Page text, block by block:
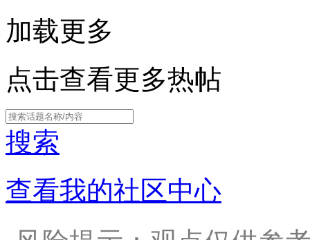
加载更多
点击查看更多热帖
搜索
查看我的社区中心